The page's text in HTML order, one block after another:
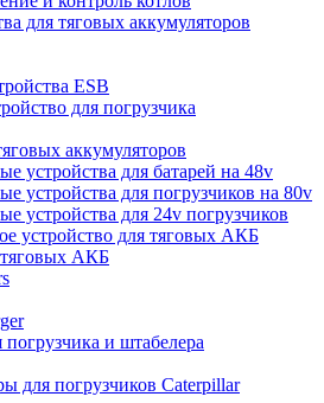
для тяговых аккумуляторов
ESB
для погрузчика
аккумуляторов
устройства для батарей на 48v
устройства для погрузчиков на 80v
устройства для 24v погрузчиков
устройство для тяговых АКБ
тяговых АКБ
и штабелера
для погрузчиков Caterpillar